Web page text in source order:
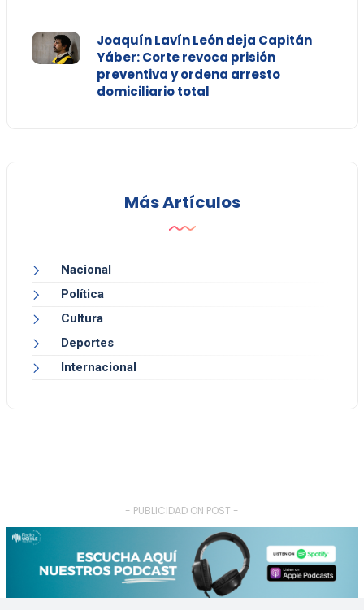
Joaquín Lavín León deja Capitán
Yáber: Corte revoca prisión
preventiva y ordena arresto
domiciliario total
Más Artículos
Nacional
Política
Cultura
Deportes
Internacional
- PUBLICIDAD ON POST -